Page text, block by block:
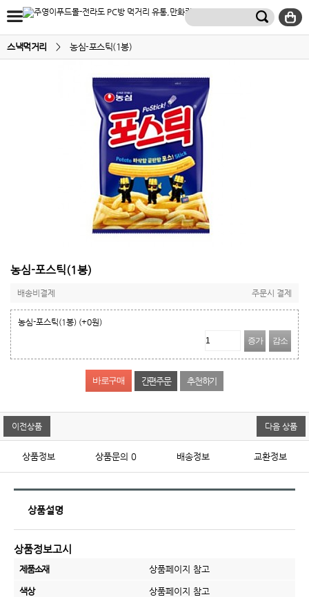
스낵먹거리 > 농심-포스틱(1봉)
농심-포스틱(1봉)
배송비결제 주문시 결제
농심-포스틱(1봉) (+0원)
증가
감소
간편주문 추천하기
이전상품 다음 상품
상품정보 상품문의 0 배송정보 교환정보
상품설명
상품정보고시
제품소재 상품페이지 참고
색상 상품페이지 참고